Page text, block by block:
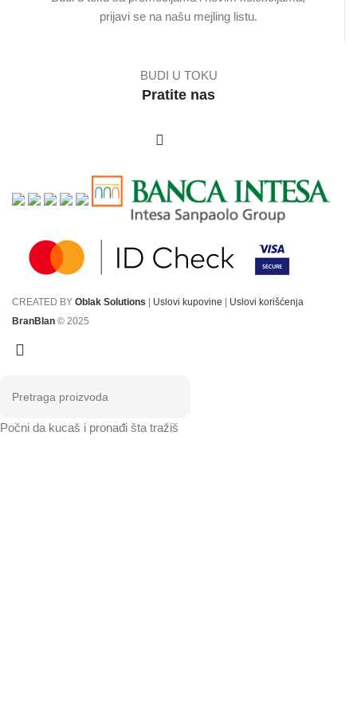
prijavi se na našu mejling listu.
BUDI U TOKU
Pratite nas
CREATED BY Oblak Solutions Uslovi kupovine
Uslovi korišćenja
BranBlan © 2025
Počni da kucaš i pronađi šta tražiš